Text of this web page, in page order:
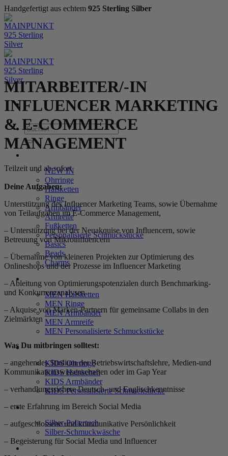
Handgefertigt aus echtem 925 Sterling Silber
Zum
Inhalt
springen
Suchen
nach:
NEW IN
Ohrringe
Halsketten
Ringe
Armbänder
Armreife
Fußketten
Personalisierte Schmuckstücke
Basics
Beads
Charms
MEN
MEN Halsketten
MEN Ringe
MEN Armbänder
MEN Armreife
MEN Personalisierte Schmuckstücke
KIDS
KIDS Ohrringe
KIDS Halsketten
KIDS Armbänder
KIDS Personalisierte Schmuckstücke
PRODUKTPFLEGE
Silber-Poliertuch
Silber-Schmuckwäsche
SERVICE
MITARBEITER/-IN
INFLUENCER MARKETING
& E-COMMERCE
MANAGEMENT
Teilzeit und ab sofort
Deine Aufgaben:
Unterstützung des Influencer Marketing Teams, sowie Übernahme
von Teilaufgaben im E-Commerce Management,
– Unterstützung bei der Neuakquise von Influencern, sowie
Betreuung von Mikroinfluencern
– Übernahme von kleineren Projekten zur Optimierung des
Onlineshops und der Prozesse im Influencer Marketing
– Ableitung von Optimierungspotenzialen durch Benchmarking-
und Konkurrenzanalysen
– Akquise von Marken-Partnern für gemeinsame Collabs in den
Zielmärkten
Was Du mitbringen solltest:
– angehendes Studium der Betriebswirtschaftslehre, Medien-und
Kommunikationswissenschaften oder im Gap Year
– verhandlungssichere Deutsch- und Englischkenntnisse
– erste Erfahrung im Bereich Social Media
– aufgeschlossene und kommunikative Persönlichkeit
– Begeisterung für Social Media und Influencer